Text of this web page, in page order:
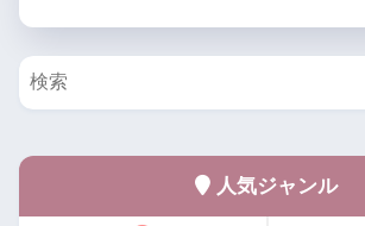
人気ジャンル